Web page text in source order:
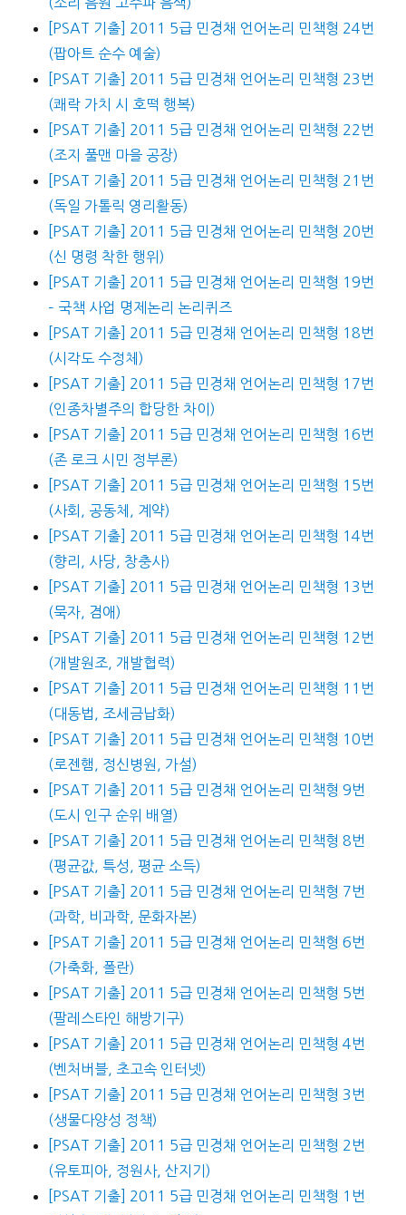
[PSAT 기출] 2011 5급 민경채 언어논리 민책형 24번
(팝아트 순수 예술)
[PSAT 기출] 2011 5급 민경채 언어논리 민책형 23번
(쾌락 가치 시 호떡 행복)
[PSAT 기출] 2011 5급 민경채 언어논리 민책형 22번
(조지 풀맨 마을 공장)
[PSAT 기출] 2011 5급 민경채 언어논리 민책형 21번
(독일 가톨릭 영리활동)
[PSAT 기출] 2011 5급 민경채 언어논리 민책형 20번
(신 명령 착한 행위)
[PSAT 기출] 2011 5급 민경채 언어논리 민책형 19번
– 국책 사업 명제논리 논리퀴즈
[PSAT 기출] 2011 5급 민경채 언어논리 민책형 18번
(시각도 수정체)
[PSAT 기출] 2011 5급 민경채 언어논리 민책형 17번
(인종차별주의 합당한 차이)
[PSAT 기출] 2011 5급 민경채 언어논리 민책형 16번
(존 로크 시민 정부론)
[PSAT 기출] 2011 5급 민경채 언어논리 민책형 15번
(사회, 공동체, 계약)
[PSAT 기출] 2011 5급 민경채 언어논리 민책형 14번
(향리, 사당, 창충사)
[PSAT 기출] 2011 5급 민경채 언어논리 민책형 13번
(묵자, 겸애)
[PSAT 기출] 2011 5급 민경채 언어논리 민책형 12번
(개발원조, 개발협력)
[PSAT 기출] 2011 5급 민경채 언어논리 민책형 11번
(대동법, 조세금납화)
[PSAT 기출] 2011 5급 민경채 언어논리 민책형 10번
(로젠햄, 정신병원, 가설)
[PSAT 기출] 2011 5급 민경채 언어논리 민책형 9번
(도시 인구 순위 배열)
[PSAT 기출] 2011 5급 민경채 언어논리 민책형 8번
(평균값, 특성, 평균 소득)
[PSAT 기출] 2011 5급 민경채 언어논리 민책형 7번
(과학, 비과학, 문화자본)
[PSAT 기출] 2011 5급 민경채 언어논리 민책형 6번
(가축화, 폴란)
[PSAT 기출] 2011 5급 민경채 언어논리 민책형 5번
(팔레스타인 해방기구)
[PSAT 기출] 2011 5급 민경채 언어논리 민책형 4번
(벤처버블, 초고속 인터넷)
[PSAT 기출] 2011 5급 민경채 언어논리 민책형 3번
(생물다양성 정책)
[PSAT 기출] 2011 5급 민경채 언어논리 민책형 2번
(유토피아, 정원사, 산지기)
[PSAT 기출] 2011 5급 민경채 언어논리 민책형 1번